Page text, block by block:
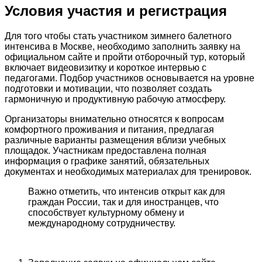
Условия участия и регистрация
Для того чтобы стать участником зимнего балетного
интенсива в Москве, необходимо заполнить заявку на
официальном сайте и пройти отборочный тур, который
включает видеовизитку и короткое интервью с
педагогами. Подбор участников основывается на уровне
подготовки и мотивации, что позволяет создать
гармоничную и продуктивную рабочую атмосферу.
Организаторы внимательно относятся к вопросам
комфортного проживания и питания, предлагая
различные варианты размещения вблизи учебных
площадок. Участникам предоставлена полная
информация о графике занятий, обязательных
документах и необходимых материалах для тренировок.
Важно отметить, что интенсив открыт как для
граждан России, так и для иностранцев, что
способствует культурному обмену и
международному сотрудничеству.